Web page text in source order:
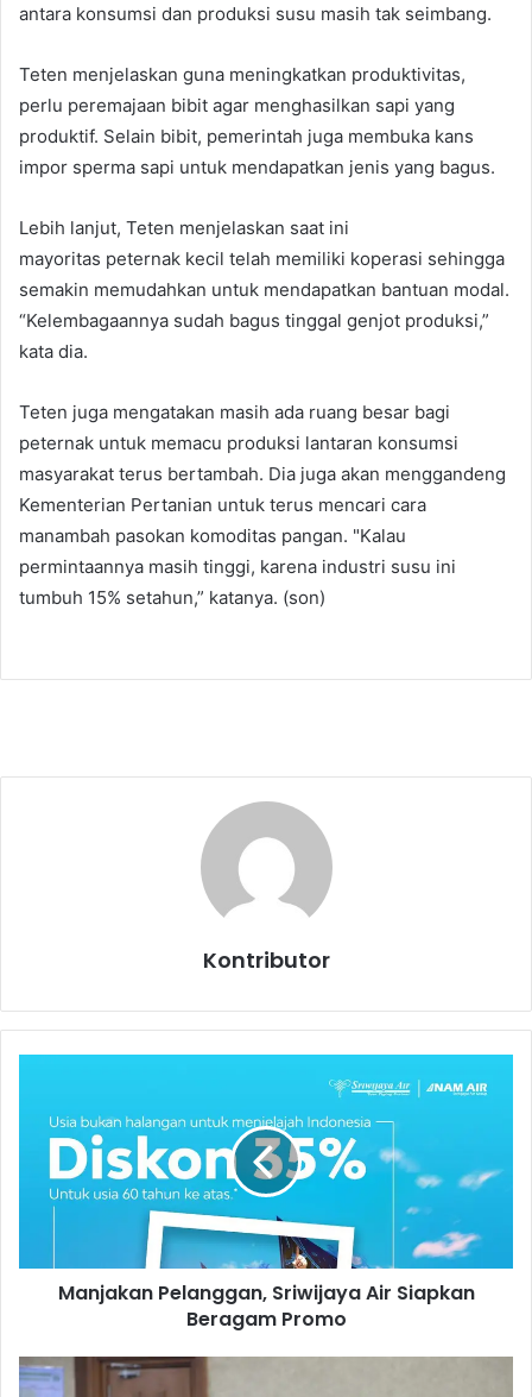
antara konsumsi dan produksi susu masih tak seimbang.
Teten menjelaskan guna meningkatkan produktivitas,
perlu peremajaan bibit agar menghasilkan sapi yang
produktif. Selain bibit, pemerintah juga membuka kans
impor sperma sapi untuk mendapatkan jenis yang bagus.
Lebih lanjut, Teten menjelaskan saat ini
mayoritas peternak kecil telah memiliki koperasi sehingga
semakin memudahkan untuk mendapatkan bantuan modal.
“Kelembagaannya sudah bagus tinggal genjot produksi,”
kata dia.
Teten juga mengatakan masih ada ruang besar bagi
peternak untuk memacu produksi lantaran konsumsi
masyarakat terus bertambah. Dia juga akan menggandeng
Kementerian Pertanian untuk terus mencari cara
manambah pasokan komoditas pangan. "Kalau
permintaannya masih tinggi, karena industri susu ini
tumbuh 15% setahun,” katanya. (son)
Kontributor
P
n
g
Manjakan Pelanggan, Sriwijaya Air Siapkan
Beragam Promo
D
a